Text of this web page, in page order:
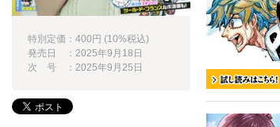
特別定価：400円 (10%税込)
発売日 ：2025年9月18日
次 号 ：2025年9月25日